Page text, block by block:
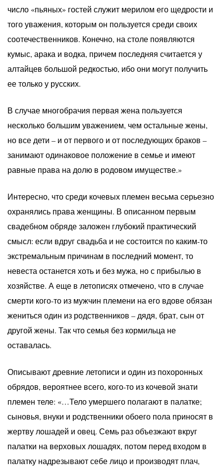
число «пьяных» гостей служит мерилом его щедрости и
того уважения, которым он пользуется среди своих
соотечественников. Конечно, на столе появляются
кумыс, арака и водка, причем последняя считается у
алтайцев большой редкостью, ибо они могут получить
ее только у русских.
В случае многобрачия первая жена пользуется
несколько большим уважением, чем остальные жены,
но все дети – и от первого и от последующих браков –
занимают одинаковое положение в семье и имеют
равные права на долю в родовом имуществе.»
Интересно, что среди кочевых племен весьма серьезно
охранялись права женщины. В описанном первым
свадебном обряде заложен глубокий практический
смысл: если вдруг свадьба и не состоится по каким-то
экстремальным причинам в последний момент, то
невеста останется хоть и без мужа, но с прибылью в
хозяйстве. А еще в летописях отмечено, что в случае
смерти кого-то из мужчин племени на его вдове обязан
жениться один из родственников – дядя, брат, сын от
другой жены. Так что семья без кормильца не
оставалась.
Описывают древние летописи и один из похоронных
обрядов, вероятнее всего, кого-то из кочевой знати
племен теле: «…Тело умершего полагают в палатке;
сыновья, внуки и родственники обоего пола приносят в
жертву лошадей и овец. Семь раз объезжают вкруг
палатки на верховых лошадях, потом перед входом в
палатку надрезывают себе лицо и производят плач,